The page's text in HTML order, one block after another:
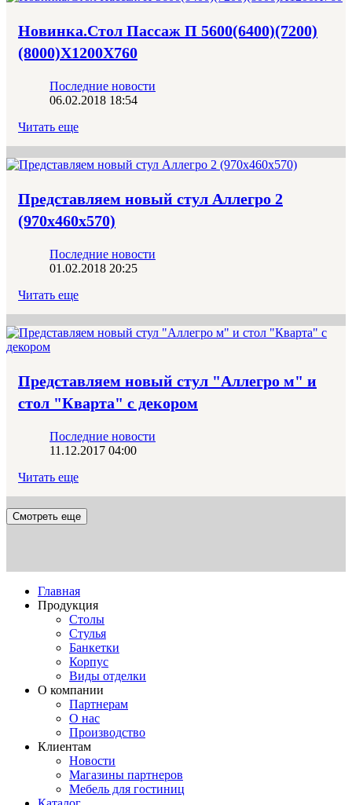
Новинка.Стол Пассаж П 5600(6400)(7200)
(8000)Х1200Х760
Последние новости
06.02.2018 18:54
Читать еще
Представляем новый стул Аллегро 2
(970x460x570)
Последние новости
01.02.2018 20:25
Читать еще
Представляем новый стул "Аллегро м" и
стол "Кварта" с декором
Последние новости
11.12.2017 04:00
Читать еще
Смотреть еще
Главная
Продукция
Столы
Стулья
Банкетки
Корпус
Виды отделки
О компании
Партнерам
О нас
Производство
Клиентам
Новости
Магазины партнеров
Мебель для гостиниц